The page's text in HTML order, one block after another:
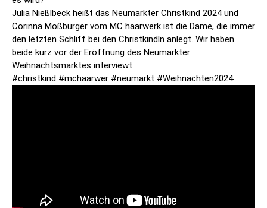
Julia Nießlbeck heißt das Neumarkter Christkind 2024 und
Corinna Moßburger vom MC haarwerk ist die Dame, die immer
den letzten Schliff bei den Christkindln anlegt. Wir haben
beide kurz vor der Eröffnung des Neumarkter
Weihnachtsmarktes interviewt.
#christkind #mchaarwer #neumarkt #Weihnachten2024